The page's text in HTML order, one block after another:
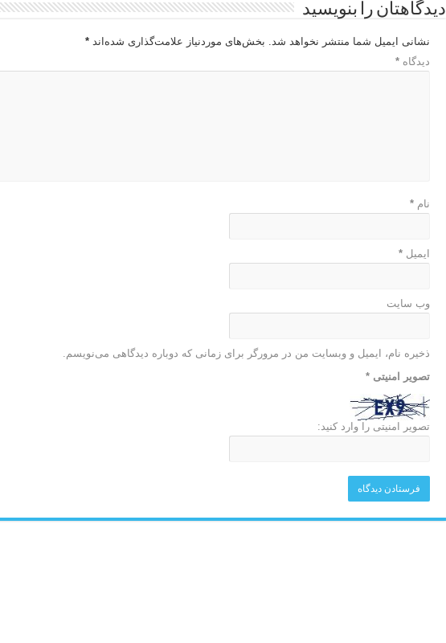
دیدگاهتان را بنویسید
نشانی ایمیل شما منتشر نخواهد شد. بخش‌های موردنیاز علامت‌گذاری شده‌اند*
دیدگاه*
نام*
ایمیل*
وب‌ سایت
ذخیره نام، ایمیل و وبسایت من در مرورگر برای زمانی که دوباره دیدگاهی می‌نویسم.
تصویر امنیتی*
تصویر امنیتی را وارد کنید: